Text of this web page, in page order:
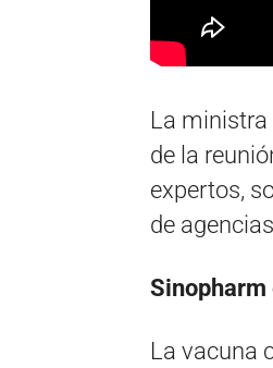
La
de la
expertos,
de
Sinopharm
La vacuna